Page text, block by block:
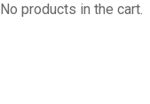
No products in the cart.